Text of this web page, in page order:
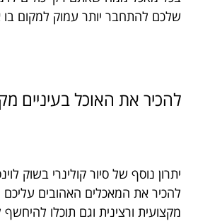
שלכם להתחבר יותר עמוק למקום
להכיר את האוכל בעיניים
יתרון נוסף של סיור קולינרי בשוק
להכיר את המאכלים האהובים עליכם
מקצועית ורצינית וגם תוכלו